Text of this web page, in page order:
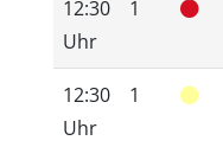
12:30
Uhr
1
12:30
Uhr
1